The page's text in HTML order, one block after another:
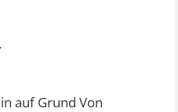
auf Grund Von